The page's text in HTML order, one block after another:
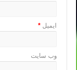
ایمیل*
وب‌ سایت